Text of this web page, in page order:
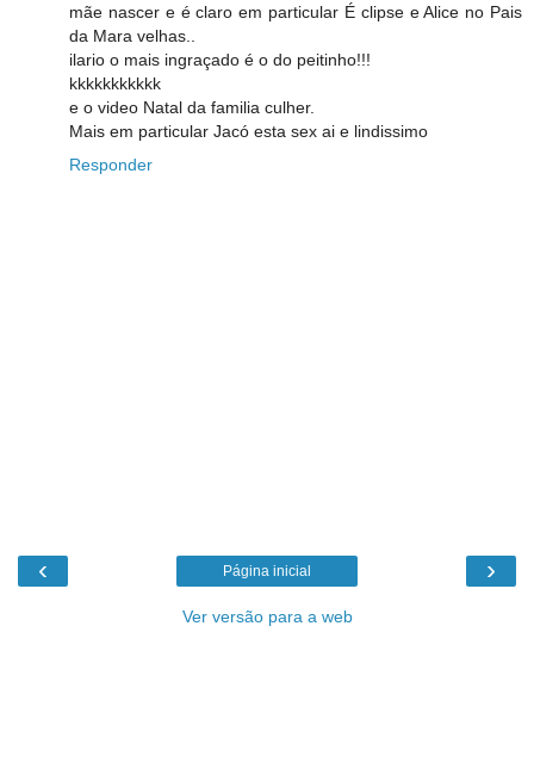
mãe nascer e é claro em particular É clipse e Alice no Pais
da Mara velhas..
ilario o mais ingraçado é o do peitinho!!!
kkkkkkkkkkk
e o video Natal da familia culher.
Mais em particular Jacó esta sex ai e lindissimo
Responder
‹ ›
Página inicial
Ver versão para a web